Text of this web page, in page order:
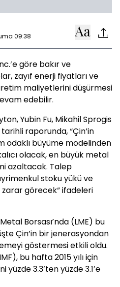
09:38
göre bakır ve
zayıf enerji fiyatları ve
üretim maliyetlerini düşürmesi
edebilir.
Yubin Fu, Mikahil Sprogis
raporunda, “Çin’in
odaklı büyüme modelinden
olacak, en büyük metal
azaltacak. Talep
stoku yükü ve
görecek” ifadeleri
Borsası’nda (LME) bu
Çin’in bir jenerasyondan
göstermesi etkili oldu.
bu hafta 2015 yılı için
3.3’ten yüzde 3.1’e